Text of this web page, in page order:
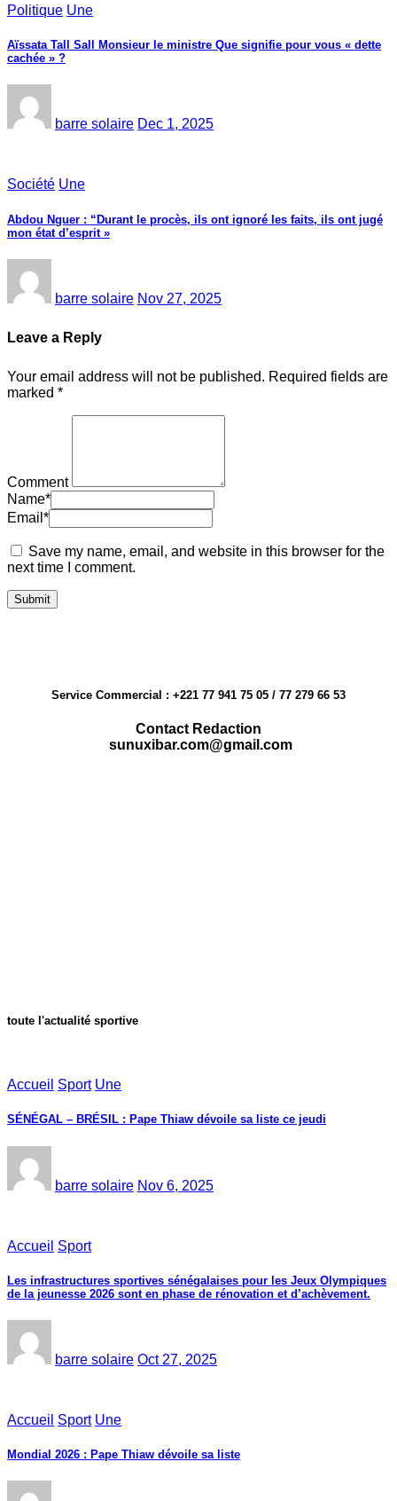
Politique Une
Aïssata Tall Sall Monsieur le ministre Que signifie pour vous « dette
cachée » ?
barre solaire Dec 1, 2025
Société Une
Abdou Nguer : “Durant le procès, ils ont ignoré les faits, ils ont jugé
mon état d’esprit »
barre solaire Nov 27, 2025
Leave a Reply
Your email address will not be published. Required fields are
marked *
Comment
Name*
Email *
Save my name, email, and website in this browser for the
next time I comment.
Service Commercial : +221 77 941 75 05 / 77 279 66 53
Contact Redaction
sunuxibar.com@gmail.com
toute l'actualité sportive
Accueil Sport Une
SÉNÉGAL – BRÉSIL : Pape Thiaw dévoile sa liste ce jeudi
barre solaire Nov 6, 2025
Accueil Sport
Les infrastructures sportives sénégalaises pour les Jeux Olympiques
de la jeunesse 2026 sont en phase de rénovation et d’achèvement.
barre solaire Oct 27, 2025
Accueil Sport Une
Mondial 2026 : Pape Thiaw dévoile sa liste